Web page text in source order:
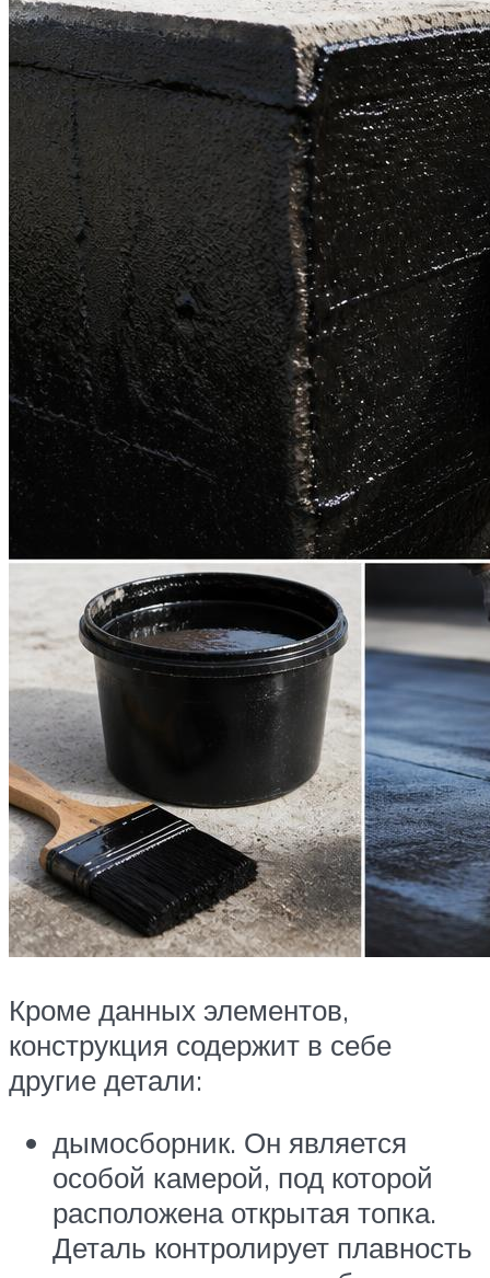
Кроме данных элементов,
конструкция содержит в себе
другие детали:
дымосборник. Он является
особой камерой, под которой
расположена открытая топка.
Деталь контролирует плавность